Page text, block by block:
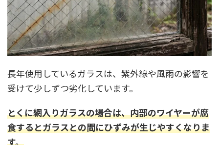
長年使用しているガラスは、紫外線や風雨の影響を
受けて少しずつ劣化しています。
とくに網入りガラスの場合は、内部のワイヤーが腐
食するとガラスとの間にひずみが生じやすくなりま
す。